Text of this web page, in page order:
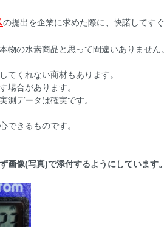
の提出を企業に求めた際に、快諾してす
物の水素商品と思って間違いありません。
てくれない商材もあります。
場合があります。
測データは確実です。
できるものです。
画像(写真)で添付するようにしています。